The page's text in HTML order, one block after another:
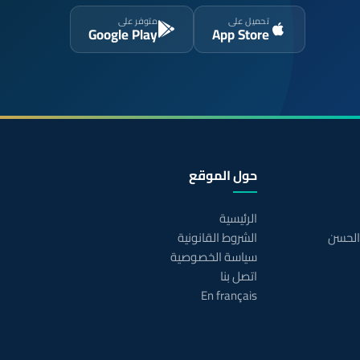
تحميل على
App Store
متوفر على
Google Play
حول الموقع
الرئيسية
الشروط القانونية
سياسة الخصوصية
اتصل بنا
En français